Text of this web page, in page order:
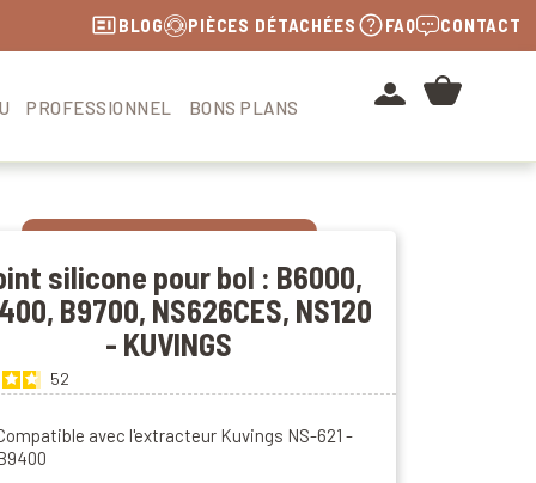
BLOG PIÈCES DÉTACHÉES FAQ CONTACT
PROFESSIONNEL BONS PLANS
silicone pour bol : B6000,
B9700, NS626CES, NS120
- KUVINGS
52
avec l'extracteur Kuvings NS-621 -